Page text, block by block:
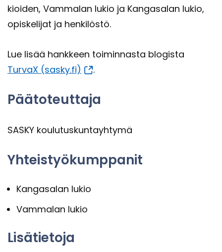
kioi­den, Vam­ma­lan lukio ja Kan­ga­sa­lan lukio,
opis­ke­li­jat ja hen­ki­lös­tö.
Lue lisää hank­keen toi­min­nas­ta blo­gis­ta
TurvaX (sasky.fi)
.
Pää­to­teut­ta­ja
SASKY kou­lu­tus­kun­tayh­ty­mä
Yh­teis­työ­kump­pa­nit
Kan­ga­sa­lan lukio
Vam­ma­lan lukio
Li­sä­tie­to­ja